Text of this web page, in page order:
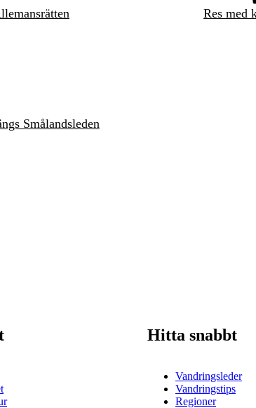
Res med
Smålandsleden
Hitta snabbt
Vandringsleder
Vandringstips
Regioner